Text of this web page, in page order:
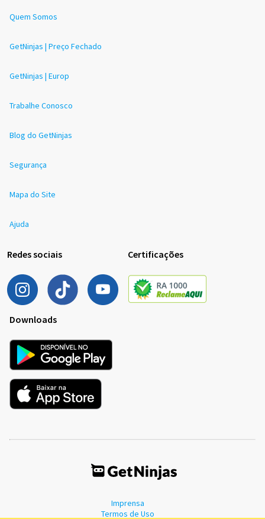
Quem Somos
GetNinjas | Preço Fechado
GetNinjas | Europ
Trabalhe Conosco
Blog do GetNinjas
Segurança
Mapa do Site
Ajuda
Redes sociais Certificações
Downloads
Imprensa
Termos de Uso